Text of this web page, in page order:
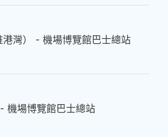
港灣） - 機場博覽館巴士總站
機場博覽館巴士總站